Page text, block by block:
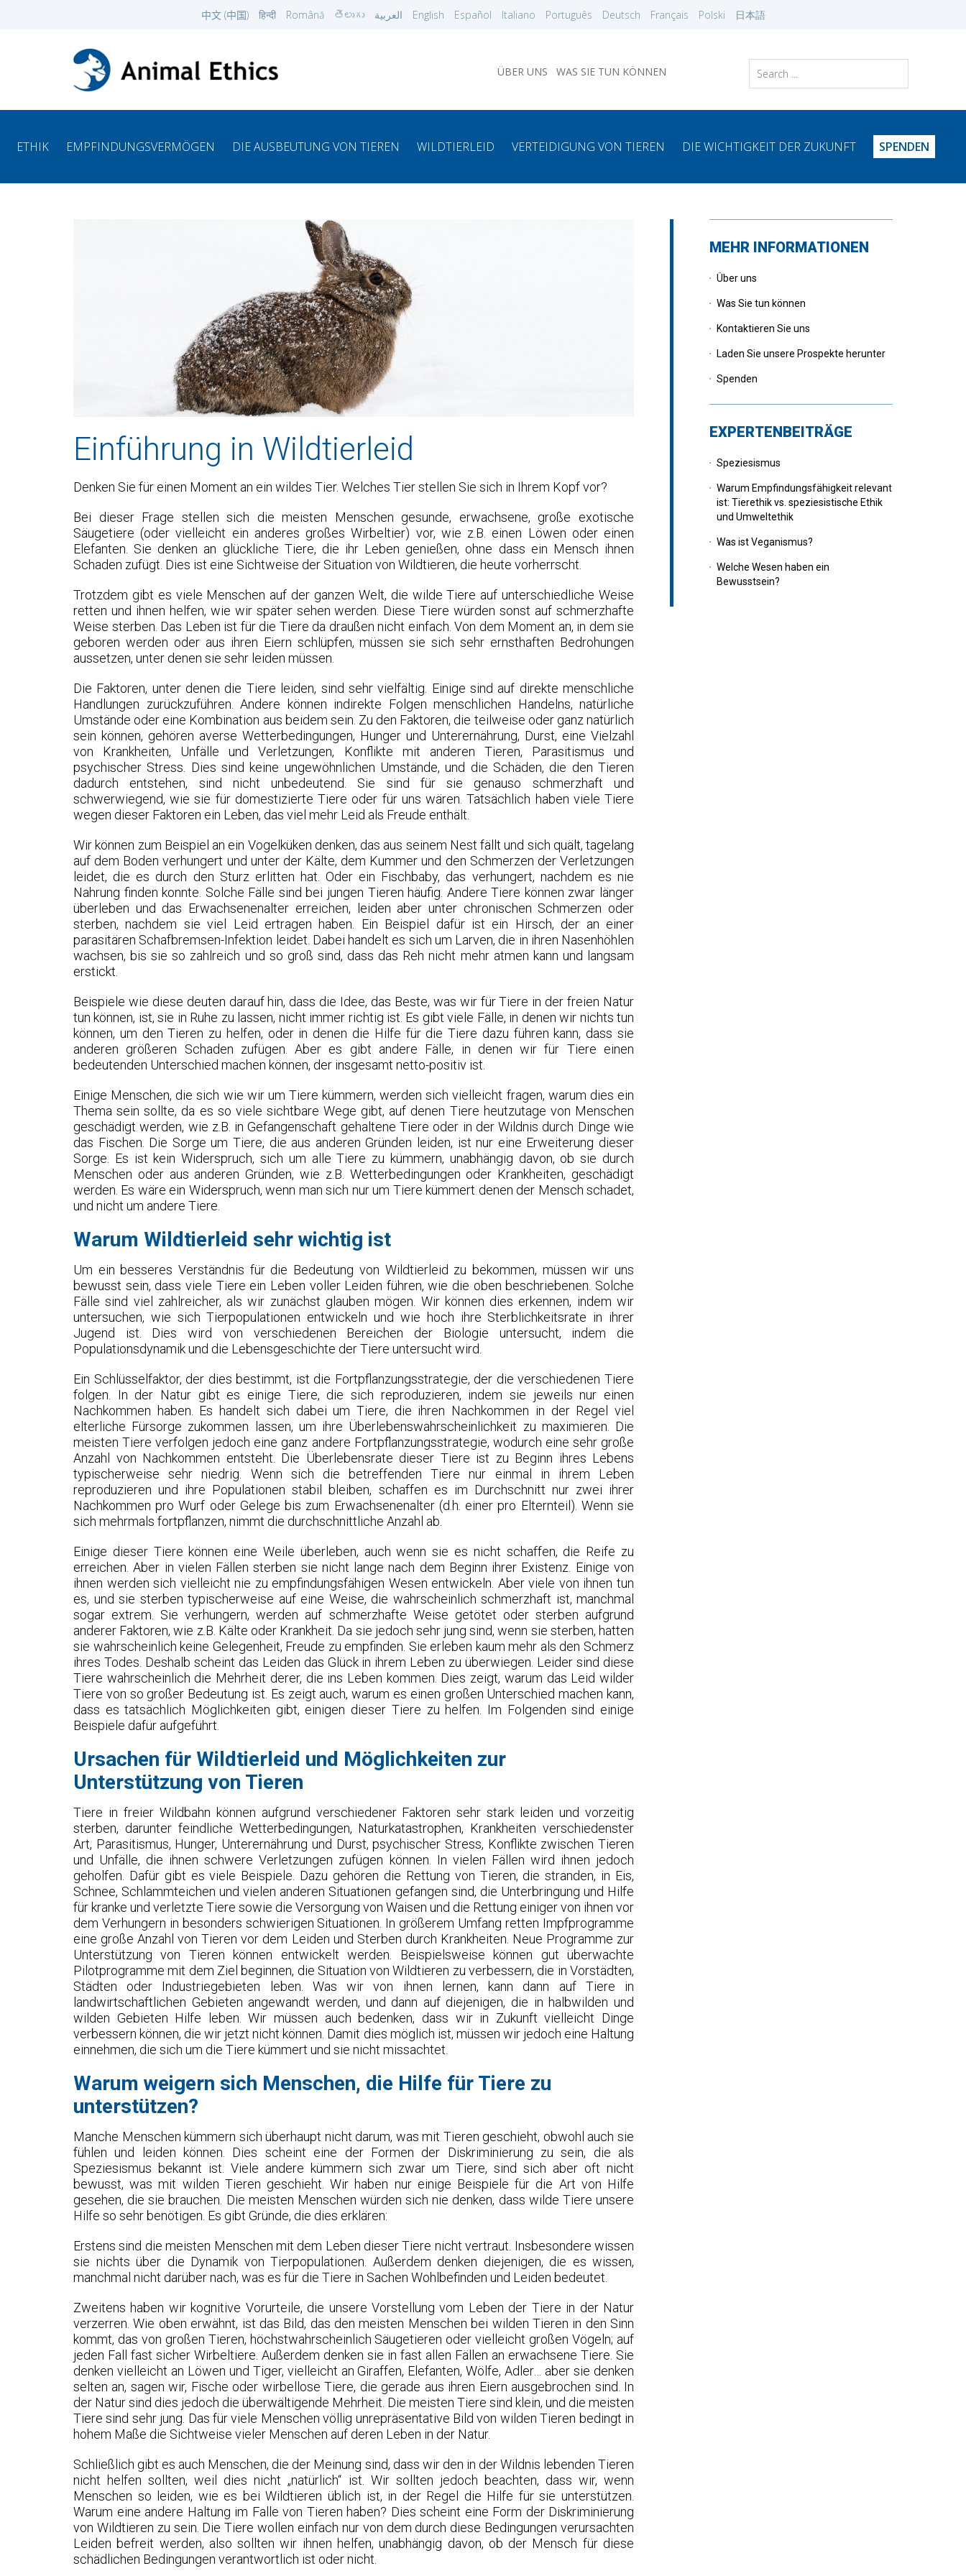
中文 (中国) हिन्दी Română తెలుగు العربية English Español Italiano Português Deutsch Français Polski 日本語
ÜBER UNS WAS SIE TUN KÖNNEN
ETHIK EMPFINDUNGSVERMÖGEN DIE AUSBEUTUNG VON TIEREN WILDTIERLEID VERTEIDIGUNG VON TIEREN DIE WICHTIGKEIT DER ZUKUNFT SPENDEN
Einführung in Wildtierleid
Denken Sie für einen Moment an ein wildes Tier. Welches Tier stellen Sie sich in Ihrem Kopf vor?
Bei dieser Frage stellen sich die meisten Menschen gesunde, erwachsene, große exotische
Säugetiere (oder vielleicht ein anderes großes Wirbeltier) vor, wie z.B. einen Löwen oder einen
Elefanten. Sie denken an glückliche Tiere, die ihr Leben genießen, ohne dass ein Mensch ihnen
Schaden zufügt. Dies ist eine Sichtweise der Situation von Wildtieren, die heute vorherrscht.
Trotzdem gibt es viele Menschen auf der ganzen Welt, die wilde Tiere auf unterschiedliche Weise
retten und ihnen helfen, wie wir später sehen werden. Diese Tiere würden sonst auf schmerzhafte
Weise sterben. Das Leben ist für die Tiere da draußen nicht einfach. Von dem Moment an, in dem sie
geboren werden oder aus ihren Eiern schlüpfen, müssen sie sich sehr ernsthaften Bedrohungen
aussetzen, unter denen sie sehr leiden müssen.
Die Faktoren, unter denen die Tiere leiden, sind sehr vielfältig. Einige sind auf direkte menschliche
Handlungen zurückzuführen. Andere können indirekte Folgen menschlichen Handelns, natürliche
Umstände oder eine Kombination aus beidem sein. Zu den Faktoren, die teilweise oder ganz natürlich
sein können, gehören averse Wetterbedingungen, Hunger und Unterernährung, Durst, eine Vielzahl
von Krankheiten, Unfälle und Verletzungen, Konflikte mit anderen Tieren, Parasitismus und
psychischer Stress. Dies sind keine ungewöhnlichen Umstände, und die Schäden, die den Tieren
dadurch entstehen, sind nicht unbedeutend. Sie sind für sie genauso schmerzhaft und
schwerwiegend, wie sie für domestizierte Tiere oder für uns wären. Tatsächlich haben viele Tiere
wegen dieser Faktoren ein Leben, das viel mehr Leid als Freude enthält.
Wir können zum Beispiel an ein Vogelküken denken, das aus seinem Nest fällt und sich quält, tagelang
auf dem Boden verhungert und unter der Kälte, dem Kummer und den Schmerzen der Verletzungen
leidet, die es durch den Sturz erlitten hat. Oder ein Fischbaby, das verhungert, nachdem es nie
Nahrung finden konnte. Solche Fälle sind bei jungen Tieren häufig. Andere Tiere können zwar länger
überleben und das Erwachsenenalter erreichen, leiden aber unter chronischen Schmerzen oder
sterben, nachdem sie viel Leid ertragen haben. Ein Beispiel dafür ist ein Hirsch, der an einer
parasitären Schafbremsen-Infektion leidet. Dabei handelt es sich um Larven, die in ihren Nasenhöhlen
wachsen, bis sie so zahlreich und so groß sind, dass das Reh nicht mehr atmen kann und langsam
erstickt.
Beispiele wie diese deuten darauf hin, dass die Idee, das Beste, was wir für Tiere in der freien Natur
tun können, ist, sie in Ruhe zu lassen, nicht immer richtig ist. Es gibt viele Fälle, in denen wir nichts tun
können, um den Tieren zu helfen, oder in denen die Hilfe für die Tiere dazu führen kann, dass sie
anderen größeren Schaden zufügen. Aber es gibt andere Fälle, in denen wir für Tiere einen
bedeutenden Unterschied machen können, der insgesamt netto-positiv ist.
Einige Menschen, die sich wie wir um Tiere kümmern, werden sich vielleicht fragen, warum dies ein
Thema sein sollte, da es so viele sichtbare Wege gibt, auf denen Tiere heutzutage von Menschen
geschädigt werden, wie z.B. in Gefangenschaft gehaltene Tiere oder in der Wildnis durch Dinge wie
das Fischen. Die Sorge um Tiere, die aus anderen Gründen leiden, ist nur eine Erweiterung dieser
Sorge. Es ist kein Widerspruch, sich um alle Tiere zu kümmern, unabhängig davon, ob sie durch
Menschen oder aus anderen Gründen, wie z.B. Wetterbedingungen oder Krankheiten, geschädigt
werden. Es wäre ein Widerspruch, wenn man sich nur um Tiere kümmert denen der Mensch schadet,
und nicht um andere Tiere.
Warum Wildtierleid sehr wichtig ist
Um ein besseres Verständnis für die Bedeutung von Wildtierleid zu bekommen, müssen wir uns
bewusst sein, dass viele Tiere ein Leben voller Leiden führen, wie die oben beschriebenen. Solche
Fälle sind viel zahlreicher, als wir zunächst glauben mögen. Wir können dies erkennen, indem wir
untersuchen, wie sich Tierpopulationen entwickeln und wie hoch ihre Sterblichkeitsrate in ihrer
Jugend ist. Dies wird von verschiedenen Bereichen der Biologie untersucht, indem die
Populationsdynamik und die Lebensgeschichte der Tiere untersucht wird.
Ein Schlüsselfaktor, der dies bestimmt, ist die Fortpflanzungsstrategie, der die verschiedenen Tiere
folgen. In der Natur gibt es einige Tiere, die sich reproduzieren, indem sie jeweils nur einen
Nachkommen haben. Es handelt sich dabei um Tiere, die ihren Nachkommen in der Regel viel
elterliche Fürsorge zukommen lassen, um ihre Überlebenswahrscheinlichkeit zu maximieren. Die
meisten Tiere verfolgen jedoch eine ganz andere Fortpflanzungsstrategie, wodurch eine sehr große
Anzahl von Nachkommen entsteht. Die Überlebensrate dieser Tiere ist zu Beginn ihres Lebens
typischerweise sehr niedrig. Wenn sich die betreffenden Tiere nur einmal in ihrem Leben
reproduzieren und ihre Populationen stabil bleiben, schaffen es im Durchschnitt nur zwei ihrer
Nachkommen pro Wurf oder Gelege bis zum Erwachsenenalter (d.h. einer pro Elternteil). Wenn sie
sich mehrmals fortpflanzen, nimmt die durchschnittliche Anzahl ab.
Einige dieser Tiere können eine Weile überleben, auch wenn sie es nicht schaffen, die Reife zu
erreichen. Aber in vielen Fällen sterben sie nicht lange nach dem Beginn ihrer Existenz. Einige von
ihnen werden sich vielleicht nie zu empfindungsfähigen Wesen entwickeln. Aber viele von ihnen tun
es, und sie sterben typischerweise auf eine Weise, die wahrscheinlich schmerzhaft ist, manchmal
sogar extrem. Sie verhungern, werden auf schmerzhafte Weise getötet oder sterben aufgrund
anderer Faktoren, wie z.B. Kälte oder Krankheit. Da sie jedoch sehr jung sind, wenn sie sterben, hatten
sie wahrscheinlich keine Gelegenheit, Freude zu empfinden. Sie erleben kaum mehr als den Schmerz
ihres Todes. Deshalb scheint das Leiden das Glück in ihrem Leben zu überwiegen. Leider sind diese
Tiere wahrscheinlich die Mehrheit derer, die ins Leben kommen. Dies zeigt, warum das Leid wilder
Tiere von so großer Bedeutung ist. Es zeigt auch, warum es einen großen Unterschied machen kann,
dass es tatsächlich Möglichkeiten gibt, einigen dieser Tiere zu helfen. Im Folgenden sind einige
Beispiele dafür aufgeführt.
Ursachen für Wildtierleid und Möglichkeiten zur
Unterstützung von Tieren
Tiere in freier Wildbahn können aufgrund verschiedener Faktoren sehr stark leiden und vorzeitig
sterben, darunter feindliche Wetterbedingungen, Naturkatastrophen, Krankheiten verschiedenster
Art, Parasitismus, Hunger, Unterernährung und Durst, psychischer Stress, Konflikte zwischen Tieren
und Unfälle, die ihnen schwere Verletzungen zufügen können. In vielen Fällen wird ihnen jedoch
geholfen. Dafür gibt es viele Beispiele. Dazu gehören die Rettung von Tieren, die stranden, in Eis,
Schnee, Schlammteichen und vielen anderen Situationen gefangen sind, die Unterbringung und Hilfe
für kranke und verletzte Tiere sowie die Versorgung von Waisen und die Rettung einiger von ihnen vor
dem Verhungern in besonders schwierigen Situationen. In größerem Umfang retten Impfprogramme
eine große Anzahl von Tieren vor dem Leiden und Sterben durch Krankheiten. Neue Programme zur
Unterstützung von Tieren können entwickelt werden. Beispielsweise können gut überwachte
Pilotprogramme mit dem Ziel beginnen, die Situation von Wildtieren zu verbessern, die in Vorstädten,
Städten oder Industriegebieten leben. Was wir von ihnen lernen, kann dann auf Tiere in
landwirtschaftlichen Gebieten angewandt werden, und dann auf diejenigen, die in halbwilden und
wilden Gebieten Hilfe leben. Wir müssen auch bedenken, dass wir in Zukunft vielleicht Dinge
verbessern können, die wir jetzt nicht können. Damit dies möglich ist, müssen wir jedoch eine Haltung
einnehmen, die sich um die Tiere kümmert und sie nicht missachtet.
Warum weigern sich Menschen, die Hilfe für Tiere zu
unterstützen?
Manche Menschen kümmern sich überhaupt nicht darum, was mit Tieren geschieht, obwohl auch sie
fühlen und leiden können. Dies scheint eine der Formen der Diskriminierung zu sein, die als
Speziesismus bekannt ist. Viele andere kümmern sich zwar um Tiere, sind sich aber oft nicht
bewusst, was mit wilden Tieren geschieht. Wir haben nur einige Beispiele für die Art von Hilfe
gesehen, die sie brauchen. Die meisten Menschen würden sich nie denken, dass wilde Tiere unsere
Hilfe so sehr benötigen. Es gibt Gründe, die dies erklären:
Erstens sind die meisten Menschen mit dem Leben dieser Tiere nicht vertraut. Insbesondere wissen
sie nichts über die Dynamik von Tierpopulationen. Außerdem denken diejenigen, die es wissen,
manchmal nicht darüber nach, was es für die Tiere in Sachen Wohlbefinden und Leiden bedeutet.
Zweitens haben wir kognitive Vorurteile, die unsere Vorstellung vom Leben der Tiere in der Natur
verzerren. Wie oben erwähnt, ist das Bild, das den meisten Menschen bei wilden Tieren in den Sinn
kommt, das von großen Tieren, höchstwahrscheinlich Säugetieren oder vielleicht großen Vögeln; auf
jeden Fall fast sicher Wirbeltiere. Außerdem denken sie in fast allen Fällen an erwachsene Tiere. Sie
denken vielleicht an Löwen und Tiger, vielleicht an Giraffen, Elefanten, Wölfe, Adler… aber sie denken
selten an, sagen wir, Fische oder wirbellose Tiere, die gerade aus ihren Eiern ausgebrochen sind. In
der Natur sind dies jedoch die überwältigende Mehrheit. Die meisten Tiere sind klein, und die meisten
Tiere sind sehr jung. Das für viele Menschen völlig unrepräsentative Bild von wilden Tieren bedingt in
hohem Maße die Sichtweise vieler Menschen auf deren Leben in der Natur.
Schließlich gibt es auch Menschen, die der Meinung sind, dass wir den in der Wildnis lebenden Tieren
nicht helfen sollten, weil dies nicht „natürlich“ ist. Wir sollten jedoch beachten, dass wir, wenn
Menschen so leiden, wie es bei Wildtieren üblich ist, in der Regel die Hilfe für sie unterstützen.
Warum eine andere Haltung im Falle von Tieren haben? Dies scheint eine Form der Diskriminierung
von Wildtieren zu sein. Die Tiere wollen einfach nur von dem durch diese Bedingungen verursachten
Leiden befreit werden, also sollten wir ihnen helfen, unabhängig davon, ob der Mensch für diese
schädlichen Bedingungen verantwortlich ist oder nicht.
MEHR INFORMATIONEN
Über uns
Was Sie tun können
Kontaktieren Sie uns
Laden Sie unsere Prospekte herunter
Spenden
EXPERTENBEITRÄGE
Speziesismus
Warum Empfindungsfähigkeit relevant
ist: Tierethik vs. speziesistische Ethik
und Umweltethik
Was ist Veganismus?
Welche Wesen haben ein
Bewusstsein?